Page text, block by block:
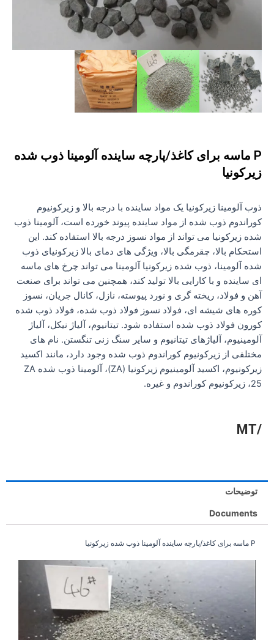
P ماسه برای کاغذ/پارچه ساینده آلومینا ذوب شده
زیرکونیا
ذوب آلومینا زیرکونیا یک مواد ساینده با درجه بالا و زیرکونیوم
کوراندوم ذوب شده از مواد ساینده پیوند خورده است، آلومینا ذوب
شده زیرکونیا می تواند از مواد نسوز درجه بالا استفاده کند. این
استحکام بالا، چقرمگی بالا، ویژگی های دمای بالا زیرکونیای ذوب
شده آلومینا، ذوب شده زیرکونیا آلومینا می تواند چرخ های ماسه
ای ساینده و با کارایی بالا تولید کند، همچنین می تواند برای صنعت
آهن و فولاد، ریخته گری و نورد پیوسته، نازل، کانال جریان، نسوز
کوره های شیشه ای، فولاد نسوز فولاد ذوب شده، فولاد ذوب شده
کورون فولاد ذوب شده استفاده شود. تیتانیوم، آلیاژ نیکل، آلیاژ
آلومینیوم، آلیاژهای تیتانیوم و سایر سنگ زنی تنگستن. نام های
مختلفی از زیرکونیوم کوراندوم ذوب شده وجود دارد، مانند اکسید
زیرکونیوم، اکسید آلومینیوم زیرکونیا (ZA)، آلومینا ذوب شده ZA
25، زیرکونیوم کوراندوم و غیره.
/MT
توضیحات
Documents
P ماسه برای کاغذ/پارچه ساینده آلومینا ذوب شده زیرکونیا